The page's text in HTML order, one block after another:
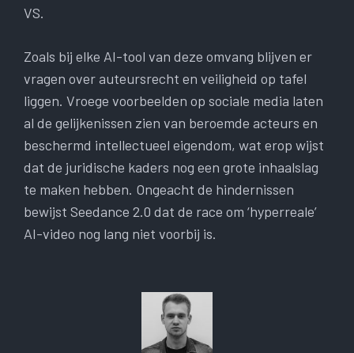
VS.
Zoals bij elke AI-tool van deze omvang blijven er
vragen over auteursrecht en veiligheid op tafel
liggen. Vroege voorbeelden op sociale media laten
al de gelijkenissen zien van beroemde acteurs en
beschermd intellectueel eigendom, wat erop wijst
dat de juridische kaders nog een grote inhaalslag
te maken hebben. Ongeacht de hindernissen
bewijst Seedance 2.0 dat de race om ‘hyperreale’
AI-video nog lang niet voorbij is.